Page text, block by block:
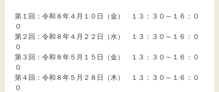
第１回：令和８年４月１０日（金） １３：３０～１６：０
０
第２回：令和８年４月２２日（水） １３：３０～１６：０
０
第３回：令和８年５月１５日（金） １３：３０～１６：０
０
第４回：令和８年５月２８日（木） １３：３０～１６：０
０